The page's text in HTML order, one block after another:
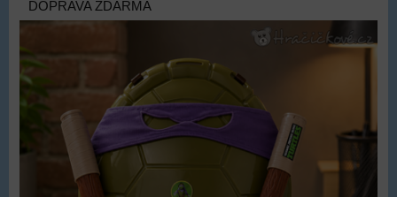
DOPRAVA ZDARMA